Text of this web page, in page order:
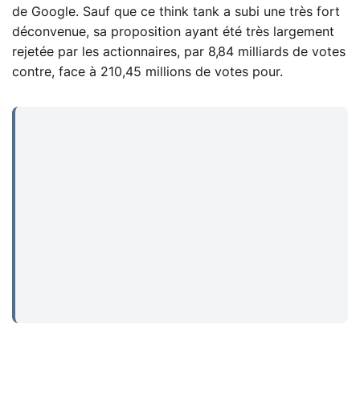
de Google. Sauf que ce think tank a subi une très fort
déconvenue, sa proposition ayant été très largement
rejetée par les actionnaires, par 8,84 milliards de votes
contre, face à 210,45 millions de votes pour.